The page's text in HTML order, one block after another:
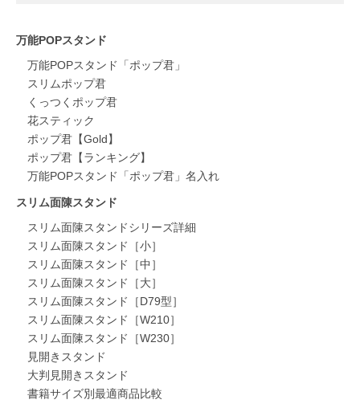
万能POPスタンド
万能POPスタンド「ポップ君」
スリムポップ君
くっつくポップ君
花スティック
ポップ君【Gold】
ポップ君【ランキング】
万能POPスタンド「ポップ君」名入れ
スリム面陳スタンド
スリム面陳スタンドシリーズ詳細
スリム面陳スタンド［小］
スリム面陳スタンド［中］
スリム面陳スタンド［大］
スリム面陳スタンド［D79型］
スリム面陳スタンド［W210］
スリム面陳スタンド［W230］
見開きスタンド
大判見開きスタンド
書籍サイズ別最適商品比較